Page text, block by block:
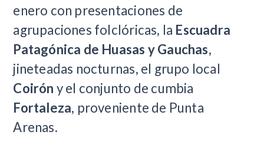
enero con presentaciones de
agrupaciones folclóricas, la Escuadra
Patagónica de Huasas y Gauchas,
jineteadas nocturnas, el grupo local
Coirón y el conjunto de cumbia
Fortaleza, proveniente de Punta
Arenas.